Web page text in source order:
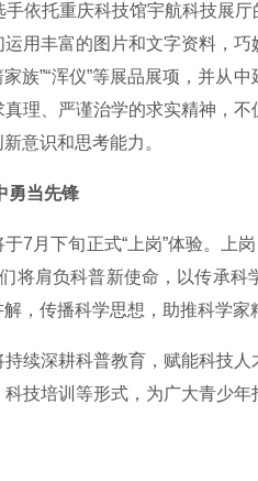
手依托重庆科技馆宇航科技展
用丰富的图片和文字资料，
家族”“浑仪”等展品展项，并从
理、严谨治学的求实精神，
意识和思考能力。
勇当先锋
7月下旬正式“上岗”体验。上
将肩负科普新使命，以传承
，传播科学思想，助推科学家
续深耕科普教育，赋能科技
技培训等形式，为广大青少